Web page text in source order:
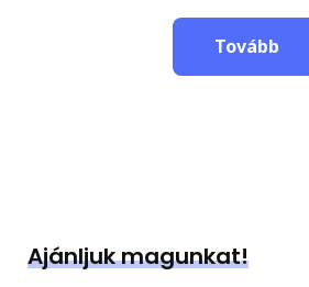
Tovább
Ajánljuk magunkat!